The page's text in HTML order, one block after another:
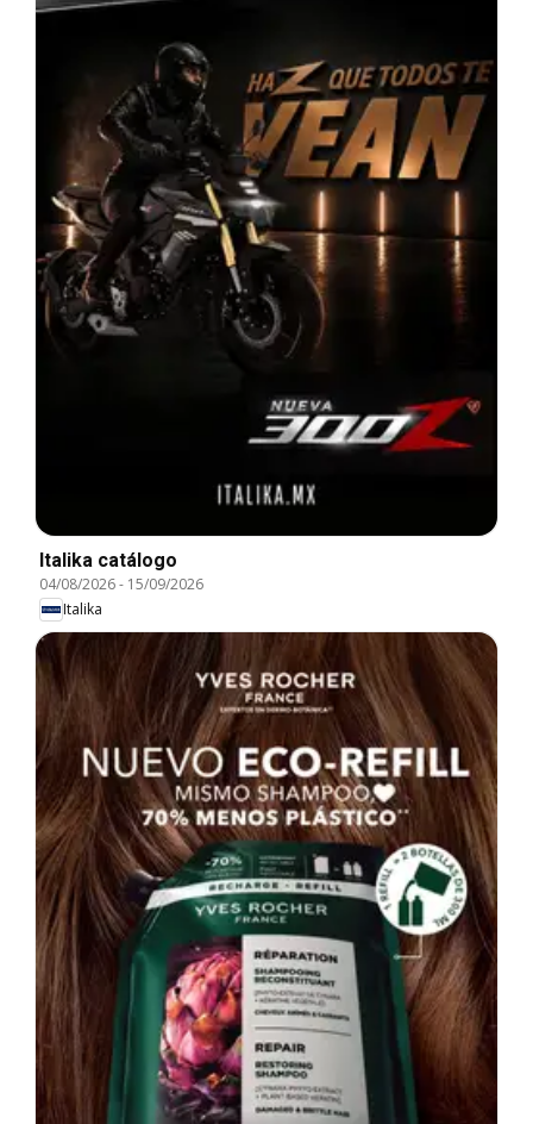
Italika catálogo
04/08/2026- 15/09/2026
Italika